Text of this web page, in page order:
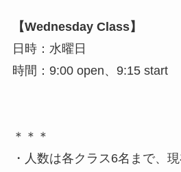
【Wednesday Class】
日時：水曜日
時間：9:00 open、9:15 start
＊＊＊
・人数は各クラス6名まで、